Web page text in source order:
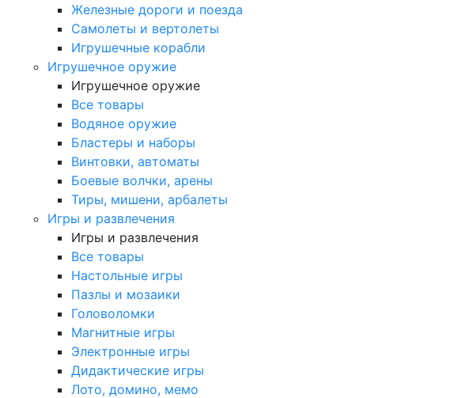
Железные дороги и поезда
Самолеты и вертолеты
Игрушечные корабли
Игрушечное оружие
Игрушечное оружие
Все товары
Водяное оружие
Бластеры и наборы
Винтовки, автоматы
Боевые волчки, арены
Тиры, мишени, арбалеты
Игры и развлечения
Игры и развлечения
Все товары
Настольные игры
Пазлы и мозаики
Головоломки
Магнитные игры
Электронные игры
Дидактические игры
Лото, домино, мемо